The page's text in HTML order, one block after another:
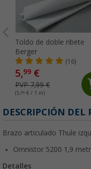
Toldo de doble ribete
Berger
(16)
5,99 €
PVP 7,99 €
(5,99 € / 1 m)
DESCRIPCIÓN DEL
Brazo articulado Thule
Omnistor 5200 1,9
Detalles